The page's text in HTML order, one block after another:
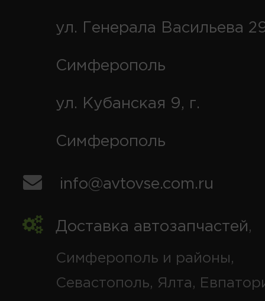
ул. Генерала Васильева
Симферополь
ул. Кубанская 9, г.
Симферополь
info@avtovse.com.ru
Доставка автозапчастей,
Симферополь и районы,
Севастополь, Ялта,